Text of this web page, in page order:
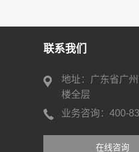
联系我们
地址：广东省广
楼全层
业务咨询： 400-
在线咨询